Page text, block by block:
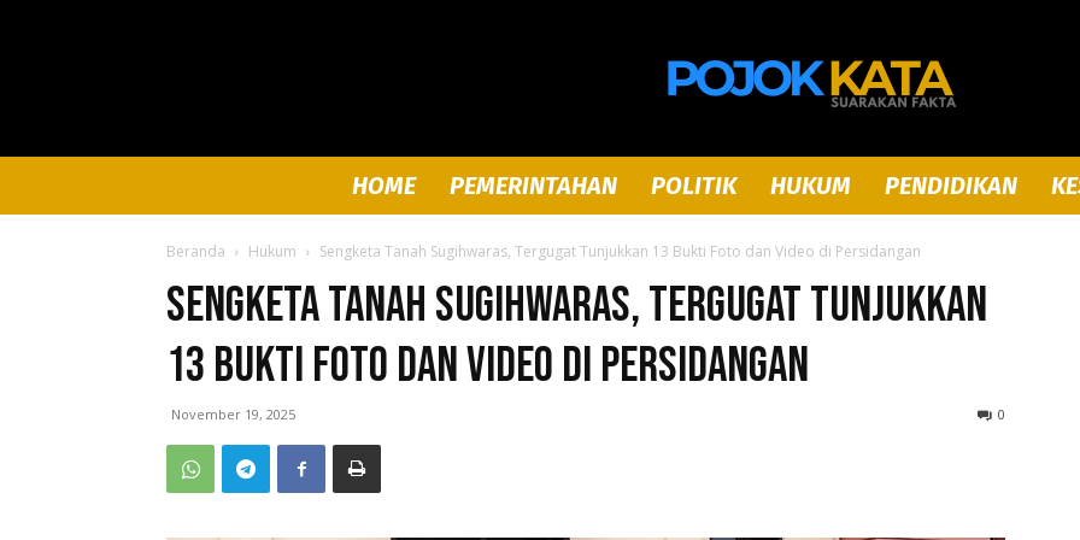
Pojok
HOME PEMERINTAHAN POLITIK HUKUM PENDIDIKAN
Beranda Hukum Sengketa Tanah Sugihwaras, Tergugat Tunjukkan 13 Bukti Foto dan Video di Persidangan
Sengketa Tanah Sugihwaras, Tergugat Tunjukkan
13 Bukti Foto dan Video di Persidangan
November 19, 2025 0